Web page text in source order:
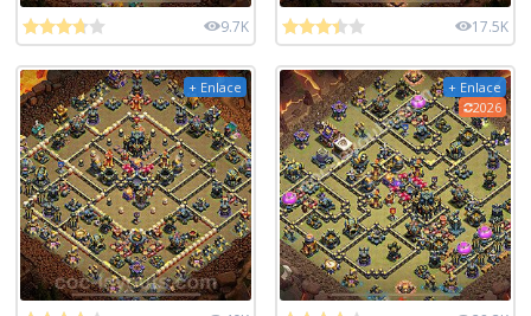
9.7K 17.5K
+ Enlace
+ Enlace
2026